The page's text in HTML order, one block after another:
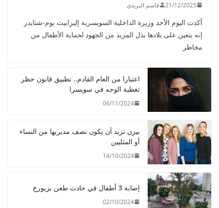
21/12/2025 قاسم البريدي
أكدت اليوم الأحد وزيرة الداخلية السويسرية إليزابيت بوم-شنايدر
إنه يتعين على بلادها بذل المزيد من الجهود لحماية الأطفال من
مخاطر
اعتبارا من العام القادم.. تطبيق قانون حظر
تغطية الوجه في سويسرا
06/11/2024
بيرن تريد أن يكون نصف مديريها من النساء
أو المثليين
14/10/2024
إصابة 3 أطفال في حادث طعن بزيورخ
02/10/2024